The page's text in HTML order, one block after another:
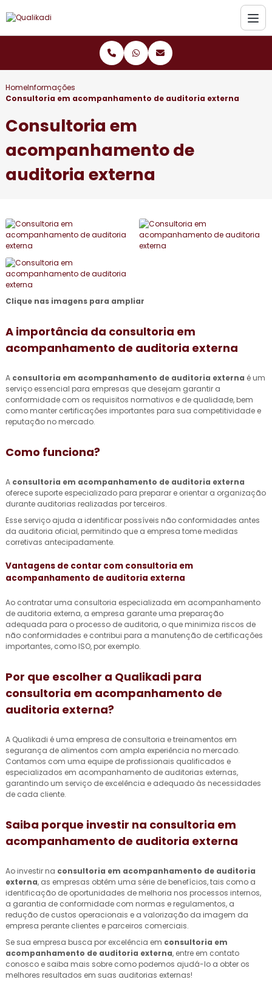
HomeInformações
Consultoria em acompanhamento de auditoria externa
Consultoria em
acompanhamento de
auditoria externa
Clique nas imagens para ampliar
A importância da consultoria em
acompanhamento de auditoria externa
A consultoria em acompanhamento de auditoria externa é um
serviço essencial para empresas que desejam garantir a
conformidade com os requisitos normativos e de qualidade, bem
como manter certificações importantes para sua competitividade e
reputação no mercado.
Como funciona?
A consultoria em acompanhamento de auditoria externa
oferece suporte especializado para preparar e orientar a organização
durante auditorias realizadas por terceiros.
Esse serviço ajuda a identificar possíveis não conformidades antes
da auditoria oficial, permitindo que a empresa tome medidas
corretivas antecipadamente.
Vantagens de contar com consultoria em
acompanhamento de auditoria externa
Ao contratar uma consultoria especializada em acompanhamento
de auditoria externa, a empresa garante uma preparação
adequada para o processo de auditoria, o que minimiza riscos de
não conformidades e contribui para a manutenção de certificações
importantes, como ISO, por exemplo.
Por que escolher a Qualikadi para
consultoria em acompanhamento de
auditoria externa?
A Qualikadi é uma empresa de consultoria e treinamentos em
segurança de alimentos com ampla experiência no mercado.
Contamos com uma equipe de profissionais qualificados e
especializados em acompanhamento de auditorias externas,
garantindo um serviço de excelência e adequado às necessidades
de cada cliente.
Saiba porque investir na consultoria em
acompanhamento de auditoria externa
Ao investir na consultoria em acompanhamento de auditoria
externa, as empresas obtêm uma série de benefícios, tais como a
identificação de oportunidades de melhoria nos processos internos,
a garantia de conformidade com normas e regulamentos, a
redução de custos operacionais e a valorização da imagem da
empresa perante clientes e parceiros comerciais.
Se sua empresa busca por excelência em consultoria em
acompanhamento de auditoria externa, entre em contato
conosco e saiba mais sobre como podemos ajudá-lo a obter os
melhores resultados em suas auditorias externas!